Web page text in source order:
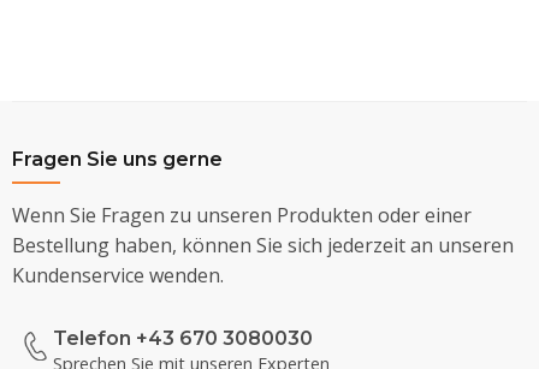
Fragen Sie uns gerne
Wenn Sie Fragen zu unseren Produkten oder einer
Bestellung haben, können Sie sich jederzeit an unseren
Kundenservice wenden.
Telefon +43 670 3080030
Sprechen Sie mit unseren Experten